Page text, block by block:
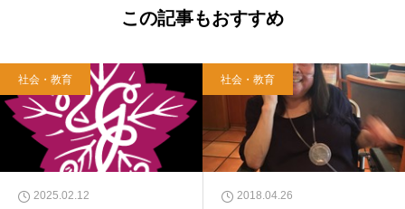
この記事もおすすめ
社会・教育
2025.02.12
社会・教育
2018.04.26